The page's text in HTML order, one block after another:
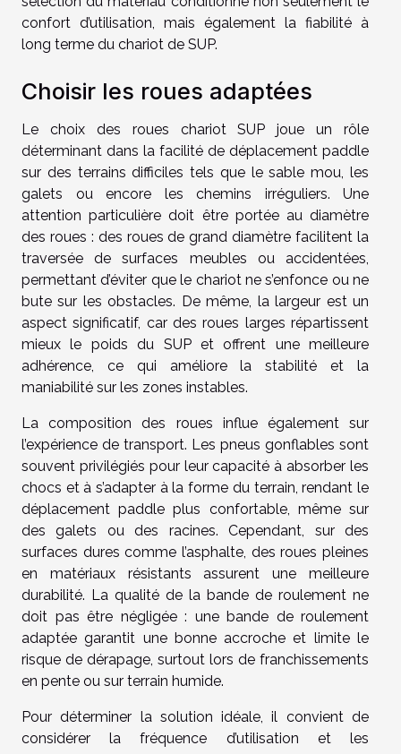
confort d’utilisation, mais également la fiabilité à
long terme du chariot de SUP.
Choisir les roues adaptées
Le choix des roues chariot SUP joue un rôle
déterminant dans la facilité de déplacement paddle
sur des terrains difficiles tels que le sable mou, les
galets ou encore les chemins irréguliers. Une
attention particulière doit être portée au diamètre
des roues : des roues de grand diamètre facilitent la
traversée de surfaces meubles ou accidentées,
permettant d’éviter que le chariot ne s’enfonce ou ne
bute sur les obstacles. De même, la largeur est un
aspect significatif, car des roues larges répartissent
mieux le poids du SUP et offrent une meilleure
adhérence, ce qui améliore la stabilité et la
maniabilité sur les zones instables.
La composition des roues influe également sur
l’expérience de transport. Les pneus gonflables sont
souvent privilégiés pour leur capacité à absorber les
chocs et à s’adapter à la forme du terrain, rendant le
déplacement paddle plus confortable, même sur
des galets ou des racines. Cependant, sur des
surfaces dures comme l’asphalte, des roues pleines
en matériaux résistants assurent une meilleure
durabilité. La qualité de la bande de roulement ne
doit pas être négligée : une bande de roulement
adaptée garantit une bonne accroche et limite le
risque de dérapage, surtout lors de franchissements
en pente ou sur terrain humide.
Pour déterminer la solution idéale, il convient de
considérer la fréquence d’utilisation et les